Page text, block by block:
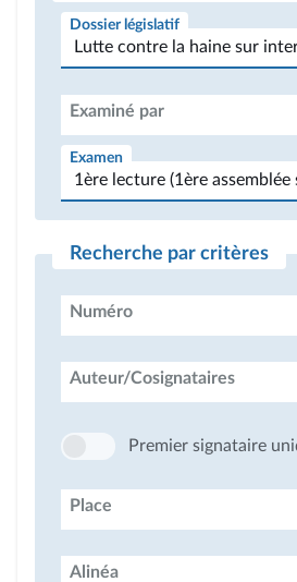
Dossier législatif
Examiné par
Examen
Recherche par critères
Numéro
Auteur/Cosignataires
Premier signataire
Place
Alinéa